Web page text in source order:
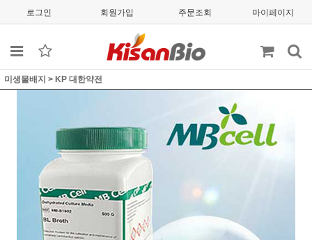
로그인 회원가입 주문조회 마이페이지
미생물배지 > KP 대한약전